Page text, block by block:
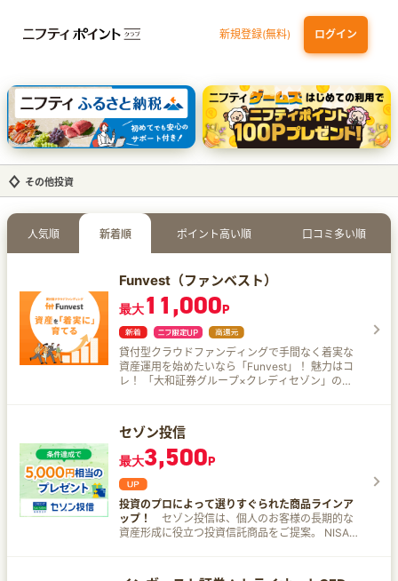
新規登録(無料) ログイン
dカード GOLD 三井住友カード ゴールド（NL）（家族カード発行）
【実質初月無料】DMM | Disney+(ディズニープラス) セットプラン
SBI証券 確定拠出年金（iDeCo）
その他投資
人気順 新着順 ポイント高い順 口コミ多い順
Funvest（ファンベスト）
最大11,000P
貸付型クラウドファンディングで手間なく着実な
資産運用を始めたいなら「Funvest」！ 魅力はコ
レ！ 「大和証券グループ×クレディセゾン」のグ
とは待つだけ 出資金の運用はすべてFintertech株
式会社が行いますので、投資家の皆様には運用の
手間がありません。 《着実に》増やすための鍵
は、10万円から始める「分散投資」 1つのファン
ドに集中させず、10万円単位で複数のファンドに
分けることでリスクを平準化。安定した資産の基
盤を作ることができます。 ※Funvestのファンド
は、元本・収益が保証されたものではありませ
ん。Funvestはリスクのある投資商品です。
セゾン投信
最大3,500P
投資のプロによって選りすぐられた商品ラインア
ップ！
セゾン投信は、個人のお客様の長期的な
資産形成に役立つ投資信託商品をご提案。 NISAや
ことができます。